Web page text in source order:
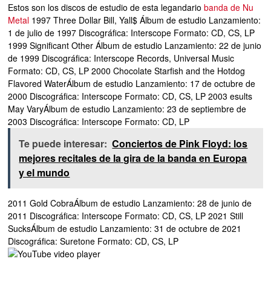
Estos son los discos de estudio de esta legandariobanda de Nu
Metal 1997 Three Dollar Bill, Yall$ Álbum de estudio Lanzamiento:
1 de julio de 1997 Discográfica: Interscope Formato: CD, CS, LP
1999 Significant Other Álbum de estudio Lanzamiento: 22 de junio
de 1999 Discográfica: Interscope Records, Universal Music
Formato: CD, CS, LP 2000 Chocolate Starfish and the Hotdog
Flavored WaterÁlbum de estudio Lanzamiento: 17 de octubre de
2000 Discográfica: Interscope Formato: CD, CS, LP 2003 esults
May VaryÁlbum de estudio Lanzamiento: 23 de septiembre de
2003 Discográfica: Interscope Formato: CD, LP
Te puede interesar: Conciertos de Pink Floyd: los
mejores recitales de la gira de la banda en Europa
y el mundo
2011 Gold CobraÁlbum de estudio Lanzamiento: 28 de junio de
2011 Discográfica: Interscope Formato: CD, CS, LP 2021 Still
SucksÁlbum de estudio Lanzamiento: 31 de octubre de 2021
Discográfica: Suretone Formato: CD, CS, LP